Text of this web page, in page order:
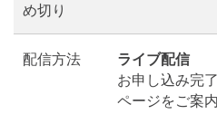
め切り
配信方法
ライブ配信
お申し込み完
ページをご案